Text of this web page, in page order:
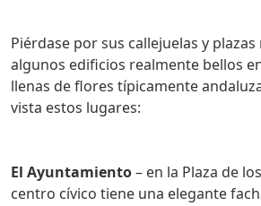
Piérdase por sus callejuelas y plazas mientras admira
algunos edificios realmente bellos
llenas de flores típicamente
vista estos lugares:
El Ayuntamiento– en la Plaza de
centro cívico tiene una elegante